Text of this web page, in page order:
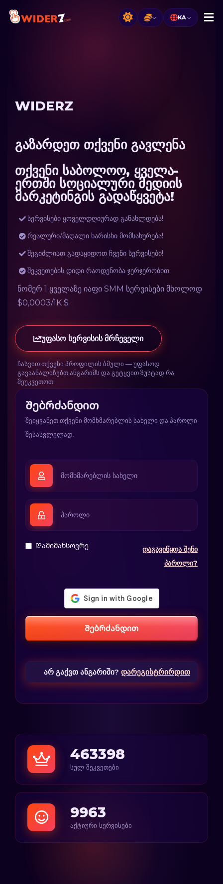
KA
WIDERZ
გაზარდეთ თქვენი გავლენა
თქვენი საბოლოო, ყველა-
ერთში სოციალური მედიის
მარკეტინგის გადაწყვეტა!
სერვისები ყოველდღიურად განახლდება!
რეალური/მაღალი ხარისხი მომსახურება!
შეგიძლიათ გადაყიდოთ ჩვენი სერვისები!
შეკვეთების დიდი რაოდენობა ჯერჯერობით.
ნომერ 1 ყველაზე იაფი SMM სერვისები მხოლოდ
$0,0003/1K $
უფასო სერვისის მრჩეველი
ჩასვით თქვენი პროფილის ბმული — უფასოდ
გავაანალიზებთ ანგარიშს და გეტყვით ზუსტად რა
შეუკვეთოთ.
Შებრძანდით
შეიყვანეთ თქვენი მომხმარებლის სახელი და პაროლი
შესასვლელად.
Დამიმახსოვრე
დაგავიწყდა შენი
პაროლი?
Შებრძანდით
არ გაქვთ ანგარიში? დარეგისტრირდით
463398
სულ შეკვეთები
9963
აქტიური სერვისები